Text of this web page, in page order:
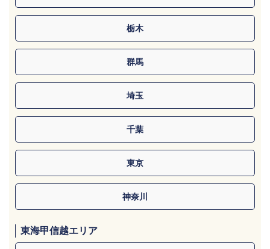
栃木
群馬
埼玉
千葉
東京
神奈川
東海甲信越エリア